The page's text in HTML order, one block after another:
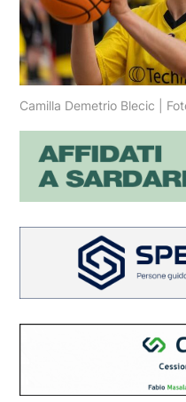
Camilla Demetrio Blecic |